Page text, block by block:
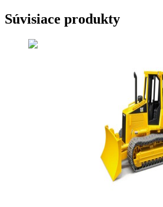
Súvisiace produkty